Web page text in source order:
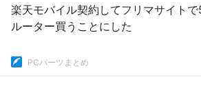
楽天モバイル契約してフリマサイト
ルーター買うことにした
PCパーツまとめ